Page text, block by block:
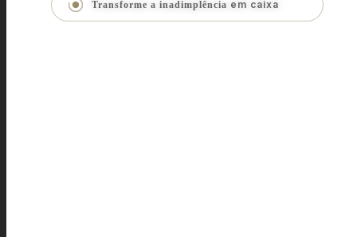
Transforme a inadimplência em caixa